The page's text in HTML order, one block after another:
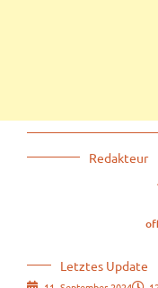
Redakteur
Letztes Update